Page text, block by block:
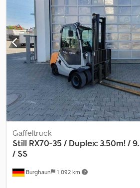
Burghaun 1 092 km
Gaffeltruck
Still RX70-35 / Duplex: 3.50m! /
/ SS